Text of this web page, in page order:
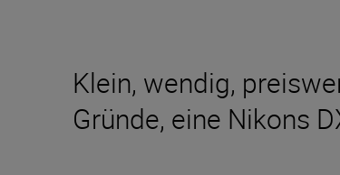
Klein, wendig,
Gründe, eine Nikons